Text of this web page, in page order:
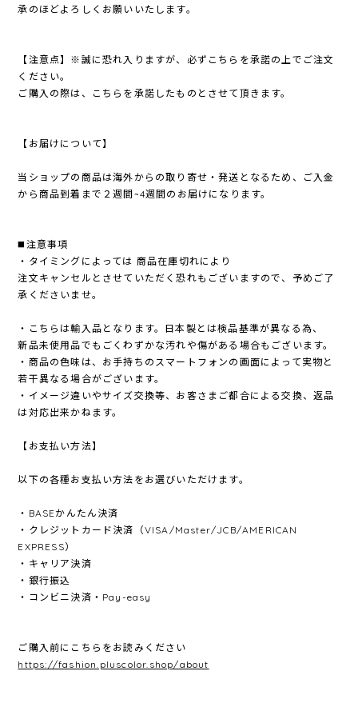
承のほどよろしくお願いいたします。
【注意点】※誠に恐れ入りますが、必ずこちらを承諾の上でご注文
ください。
ご購入の際は、こちらを承諾したものとさせて頂きます。
【お届けについて】
当ショップの商品は海外からの取り寄せ・発送となるため、ご入金
から商品到着まで２週間~4週間のお届けになります。
◼️注意事項
・タイミングによっては 商品在庫切れにより
注文キャンセルとさせていただく恐れもございますので、予めご了
承くださいませ。
・こちらは輸入品となります。日本製とは検品基準が異なる為、
新品未使用品でもごくわずかな汚れや傷がある場合もございます。
・商品の色味は、お手持ちのスマートフォンの画面によって実物と
若干異なる場合がございます。
・イメージ違いやサイズ交換等、お客さまご都合による交換、返品
は対応出来かねます。
【お支払い方法】
以下の各種お支払い方法をお選びいただけます。
・BASEかんたん決済
・クレジットカード決済（VISA/Master/JCB/AMERICAN
EXPRESS）
・キャリア決済
・銀行振込
・コンビニ決済・Pay-easy
ご購入前にこちらをお読みください
https://fashion.pluscolor.shop/about